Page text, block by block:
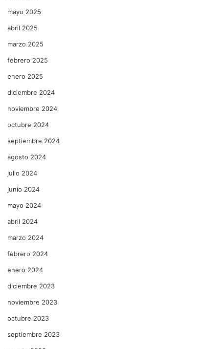
mayo 2025
abril 2025
marzo 2025
febrero 2025
enero 2025
diciembre 2024
noviembre 2024
octubre 2024
septiembre 2024
agosto 2024
julio 2024
junio 2024
mayo 2024
abril 2024
marzo 2024
febrero 2024
enero 2024
diciembre 2023
noviembre 2023
octubre 2023
septiembre 2023